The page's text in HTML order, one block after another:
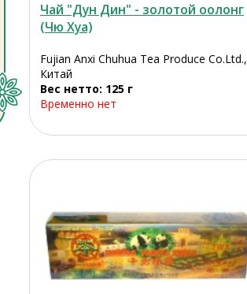
Чай "Дун Дин" - золотой оолонг
(Чю Хуа)
Fujian Anxi Chuhua Tea Produce Co.Ltd.,
Китай
Вес нетто: 125 г
Временно нет